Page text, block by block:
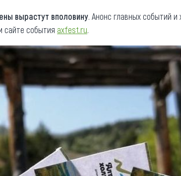
вырастут вполовину. Анонс главных событий и
сайте события axfest.ru.